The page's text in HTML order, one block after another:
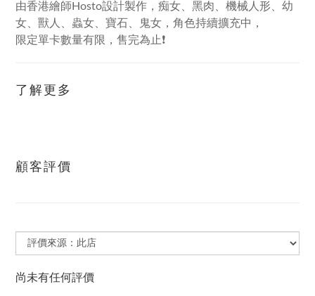
由香港繪師Hosto設計製作，痴女、黑肉、機械人形、幼
女、獸人、蟲女、寶石、鬼女，角色持續擴充中，
限定單卡數量有限，售完為止❗
了解更多
顧客評價
尚未有任何評價